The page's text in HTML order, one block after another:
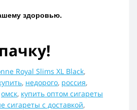
здоровью.
Royal Slims XL Black,
, недорого, россия,
омск, купить оптом сигареты
сигареты с доставкой,